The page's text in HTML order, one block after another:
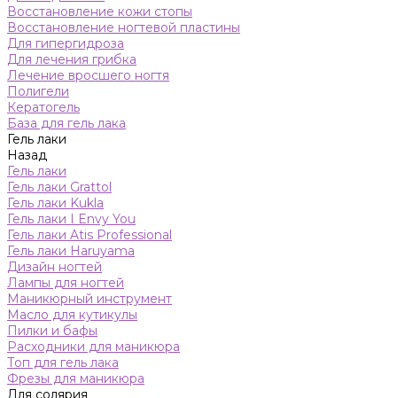
Восстановление кожи стопы
Восстановление ногтевой пластины
Для гипергидроза
Для лечения грибка
Лечение вросшего ногтя
Полигели
Кератогель
База для гель лака
Гель лаки
Назад
Гель лаки
Гель лаки Grattol
Гель лаки Kukla
Гель лаки I Envy You
Гель лаки Atis Professional
Гель лаки Haruyama
Дизайн ногтей
Лампы для ногтей
Маникюрный инструмент
Масло для кутикулы
Пилки и бафы
Расходники для маникюра
Топ для гель лака
Фрезы для маникюра
Для солярия